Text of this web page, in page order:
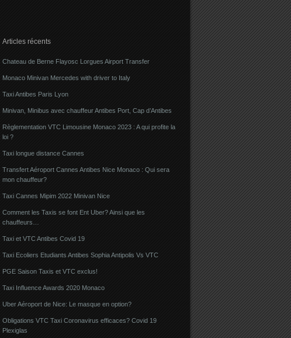
Articles récents
Chateau de Berne Flayosc Lorgues Airport Transfer
Monaco Minivan Mercedes with driver to Italy
Taxi Antibes Paris Lyon
Minivan, Minibus avec chauffeur Antibes Port, Cap d’Antibes
Règlementation VTC Limousine Monaco 2023 : A qui profite la
loi ?
Taxi longue distance Cannes
Transfert Aéroport Cannes Antibes Nice Monaco : Qui sera
mon chauffeur?
Taxi Cannes Mipim 2022 Minivan Nice
Comment les Taxis se font Ent Uber? Ainsi que les
chauffeurs…
Taxi et VTC Antibes Covid 19
Taxi Ecoliers Etudiants Antibes Sophia Antipolis Vs VTC
PGE Saison Taxis et VTC exclus!
Taxi Influence Awards 2020 Monaco
Uber Aéroport de Nice: Le masque en option?
Obligations VTC Taxi Coronavirus efficaces? Covid 19
Plexiglas